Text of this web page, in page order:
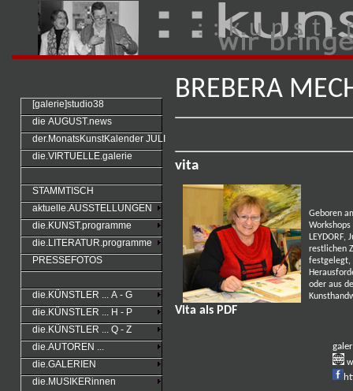
: : k u n s t -
[galerie]studio38
die AUGUST.news
der.MonatsKunstKalender JULI
die.VIRTUELLE.galerie
STAMMTISCH
aktuelle.AUSSTELLUNGEN
die.KUNST.programme
die.LITERATUR.programme
PRESSEFOTOS
die.KÜNSTLER ... A - G
die.KÜNSTLER ... H - P
die.KÜNSTLER ... Q - Z
die.AUTOREN ...
die.GALERIEN
die.MUSIKERinnen
BREBERA
vita
Geboren
LEYDORF,
restlichen
festgelegt,
oder aus
Vita als PDF